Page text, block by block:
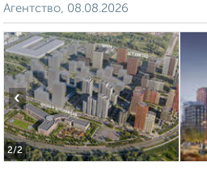
Агентство, 08.08.2026
2/2
‹